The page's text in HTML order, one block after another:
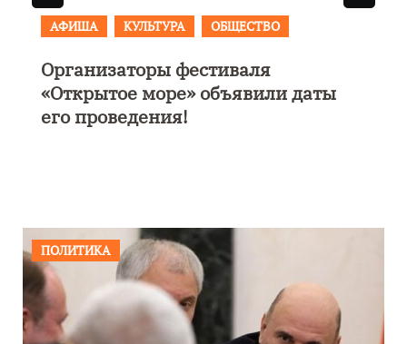
АФИША
В Калининграде пройдет
фестиваль искусств «Зимние
каникулы на Балтике»
ПОЛИТИКА